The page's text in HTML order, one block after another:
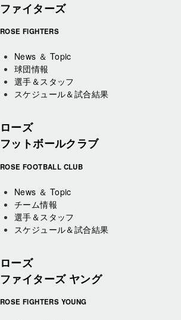
ファイターズ
ROSE FIGHTERS
News ＆ Topic
球団情報
選手＆スタッフ
スケジュール＆試合結果
ローズ
フットボールクラブ
ROSE FOOTBALL CLUB
News ＆ Topic
チーム情報
選手＆スタッフ
スケジュール＆試合結果
ローズ
ファイターズ ヤング
ROSE FIGHTERS YOUNG